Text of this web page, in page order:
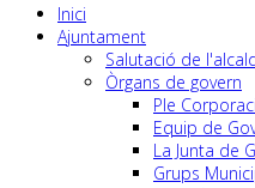
Inici
Ajuntament
Salutació de
Òrgans de govern
Ple
Equip de
La Junta de
Grups